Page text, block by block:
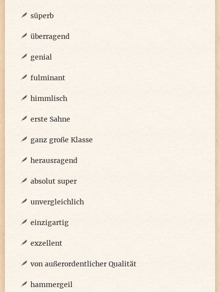
süperb
überragend
genial
fulminant
himmlisch
erste Sahne
ganz große Klasse
herausragend
absolut super
unvergleichlich
einzigartig
exzellent
von außerordentlicher Qualität
hammergeil